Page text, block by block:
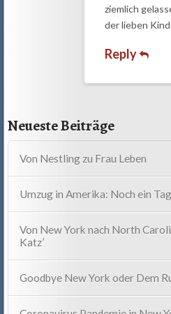
ziemlich
der lieben
Reply
Neueste Beiträge
Von Nestling zu Frau Leben
Umzug in Amerika: Noch ein
Von New York nach North
Katz’
Goodbye New York oder Dem